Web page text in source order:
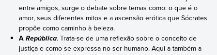
entre amigos, surge o debate sobre temas como: o que é o
amor, seus diferentes mitos e a ascensão erótica que Sócrates
propõe como caminho à beleza.
ARepública. Trata-se de uma reflexão sobre o conceito de
justiça e como se expressa no ser humano. Aqui a também a